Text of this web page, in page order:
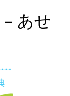
あせ